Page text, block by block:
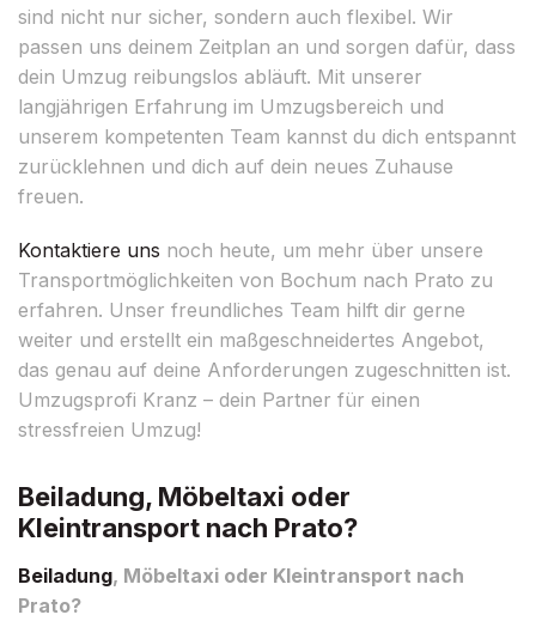
sind nicht nur sicher, sondern auch flexibel. Wir
passen uns deinem Zeitplan an und sorgen dafür, dass
dein Umzug reibungslos abläuft. Mit unserer
langjährigen Erfahrung im Umzugsbereich und
unserem kompetenten Team kannst du dich entspannt
zurücklehnen und dich auf dein neues Zuhause
freuen.
Kontaktiere uns noch heute, um mehr über unsere
Transportmöglichkeiten von Bochum nach Prato zu
erfahren. Unser freundliches Team hilft dir gerne
weiter und erstellt ein maßgeschneidertes Angebot,
das genau auf deine Anforderungen zugeschnitten ist.
Umzugsprofi Kranz – dein Partner für einen
stressfreien Umzug!
Beiladung, Möbeltaxi oder
Kleintransport nach Prato?
Beiladung, Möbeltaxi oder Kleintransport nach
Prato?